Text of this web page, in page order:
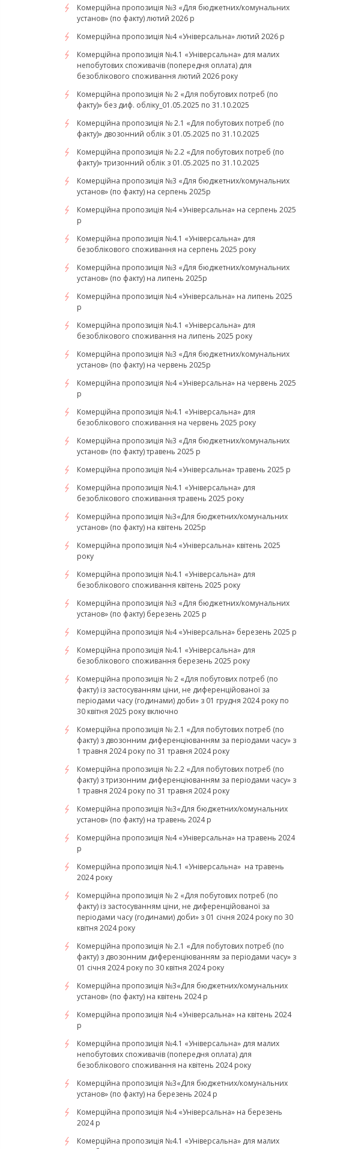
Комерційна пропозиція №3 «Для бюджетних/комунальних
установ» (по факту) лютий 2026 р
Комерційна пропозиція №4 «Універсальна» лютий 2026 р
Комерційна пропозиція №4.1 «Універсальна» для малих
непобутових споживачів (попередня оплата) для
безоблікового споживання лютий 2026 року
Комерційна пропозиція № 2 «Для побутових потреб (по
факту)» без диф. обліку_01.05.2025 по 31.10.2025
Комерційна пропозиція № 2.1 «Для побутових потреб (по
факту)» двозонний облік з 01.05.2025 по 31.10.2025
Комерційна пропозиція № 2.2 «Для побутових потреб (по
факту)» тризонний облік з 01.05.2025 по 31.10.2025
Комерційна пропозиція №3 «Для бюджетних/комунальних
установ» (по факту) на серпень 2025р
Комерційна пропозиція №4 «Універсальна» на серпень 2025
р
Комерційна пропозиція №4.1 «Універсальна» для
безоблікового споживання на серпень 2025 року
Комерційна пропозиція №3 «Для бюджетних/комунальних
установ» (по факту) на липень 2025р
Комерційна пропозиція №4 «Універсальна» на липень 2025
р
Комерційна пропозиція №4.1 «Універсальна» для
безоблікового споживання на липень 2025 року
Комерційна пропозиція №3 «Для бюджетних/комунальних
установ» (по факту) на червень 2025р
Комерційна пропозиція №4 «Універсальна» на червень 2025
р
Комерційна пропозиція №4.1 «Універсальна» для
безоблікового споживання на червень 2025 року
Комерційна пропозиція №3 «Для бюджетних/комунальних
установ» (по факту) травень 2025 р
Комерційна пропозиція №4 «Універсальна» травень 2025 р
Комерційна пропозиція №4.1 «Універсальна» для
безоблікового споживання травень 2025 року
Комерційна пропозиція №3«Для бюджетних/комунальних
установ» (по факту) на квітень 2025р
Комерційна пропозиція №4 «Універсальна» квітень 2025
року
Комерційна пропозиція №4.1 «Універсальна» для
безоблікового споживання квітень 2025 року
Комерційна пропозиція №3 «Для бюджетних/комунальних
установ» (по факту) березень 2025 р
Комерційна пропозиція №4 «Універсальна» березень 2025 р
Комерційна пропозиція №4.1 «Універсальна» для
безоблікового споживання березень 2025 року
Комерційна пропозиція № 2 «Для побутових потреб (по
факту) із застосуванням ціни, не диференційованої за
періодами часу (годинами) доби» з 01 грудня 2024 року по
30 квітня 2025 року включно
Комерційна пропозиція № 2.1 «Для побутових потреб (по
факту) з двозонним диференціюванням за періодами часу» з
1 травня 2024 року по 31 травня 2024 року
Комерційна пропозиція № 2.2 «Для побутових потреб (по
факту) з тризонним диференціюванням за періодами часу» з
1 травня 2024 року по 31 травня 2024 року
Комерційна пропозиція №3«Для бюджетних/комунальних
установ» (по факту) на травень 2024 р
Комерційна пропозиція №4 «Універсальна» на травень 2024
р
Комерційна пропозиція №4.1 «Універсальна» на травень
2024 року
Комерційна пропозиція № 2 «Для побутових потреб (по
факту) із застосуванням ціни, не диференційованої за
періодами часу (годинами) доби» з 01 січня 2024 року по 30
квітня 2024 року
Комерційна пропозиція № 2.1 «Для побутових потреб (по
факту) з двозонним диференціюванням за періодами часу» з
01 січня 2024 року по 30 квітня 2024 року
Комерційна пропозиція №3«Для бюджетних/комунальних
установ» (по факту) на квітень 2024 р
Комерційна пропозиція №4 «Універсальна» на квітень 2024
р
Комерційна пропозиція №4.1 «Універсальна» для малих
непобутових споживачів (попередня оплата) для
безоблікового споживання на квітень 2024 року
Комерційна пропозиція №3«Для бюджетних/комунальних
установ» (по факту) на березень 2024 р
Комерційна пропозиція №4 «Універсальна» на березень
2024 р
Комерційна пропозиція №4.1 «Універсальна» для малих